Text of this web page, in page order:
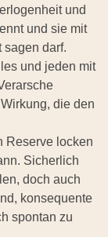
und
und sie mit
sagen darf.
und jeden mit
die den
Reserve locken
Sicherlich
doch auch
konsequente
spontan zu